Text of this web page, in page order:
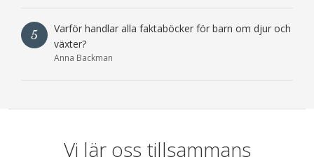
5
Varför handlar alla faktaböcker för barn om djur och
växter?
Anna Backman
Vi lär oss tillsammans